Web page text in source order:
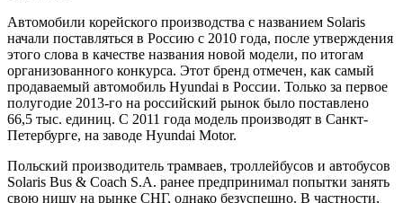
Автомобили корейского производства с названием Solaris
начали поставляться в Россию с 2010 года, после утверждения
этого слова в качестве названия новой модели, по итогам
организованного конкурса. Этот бренд отмечен, как самый
продаваемый автомобиль Hyundai в России. Только за первое
полугодие 2013-го на российский рынок было поставлено
66,5 тыс. единиц. С 2011 года модель производят в Санкт-
Петербурге, на заводе Hyundai Motor.
Польский производитель трамваев, троллейбусов и автобусов
Solaris Bus & Coach S.A. ранее предпринимал попытки занять
свою нишу на рынке СНГ, однако безуспешно. В частности,